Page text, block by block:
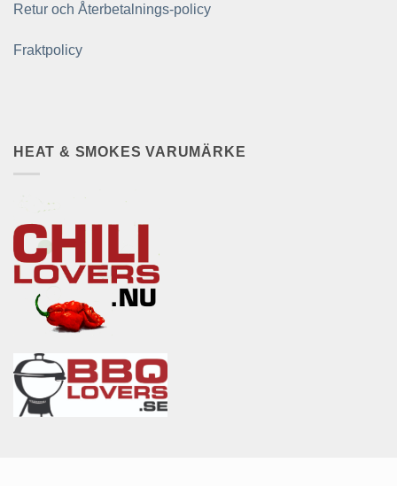
Retur och Återbetalnings-policy
Fraktpolicy
HEAT & SMOKES VARUMÄRKE